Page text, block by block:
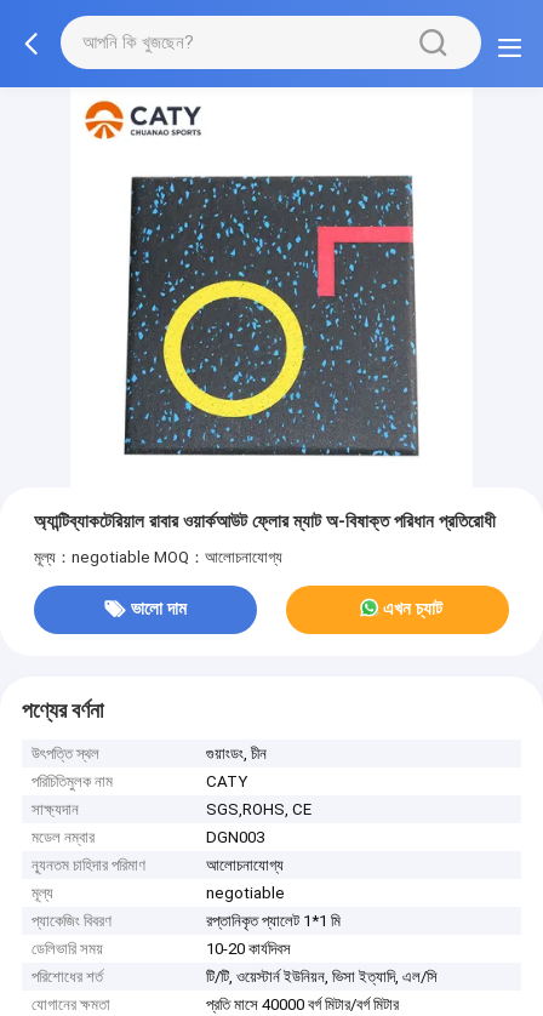
অ্যান্টিব্যাকটেরিয়াল রাবার ওয়ার্কআউট ফ্লোর ম্যাট অ-বিষাক্ত পরিধান প্রতিরোধী
মূল্য：negotiable MOQ：আলোচনাযোগ্য
ভালো দাম এখন চ্যাট
পণ্যের বর্ণনা
উৎপত্তি স্থল
গুয়াংডং, চীন
পরিচিতিমুলক নাম
CATY
সাক্ষ্যদান
SGS,ROHS, CE
মডেল নম্বার
DGN003
ন্যূনতম চাহিদার পরিমাণ
আলোচনাযোগ্য
মূল্য
negotiable
প্যাকেজিং বিবরণ
রপ্তানিকৃত প্যালেট 1*1 মি
ডেলিভারি সময়
10-20 কার্যদিবস
পরিশোধের শর্ত
টি/টি, ওয়েস্টার্ন ইউনিয়ন, ভিসা ইত্যাদি, এল/সি
যোগানের ক্ষমতা
প্রতি মাসে 40000 বর্গ মিটার/বর্গ মিটার